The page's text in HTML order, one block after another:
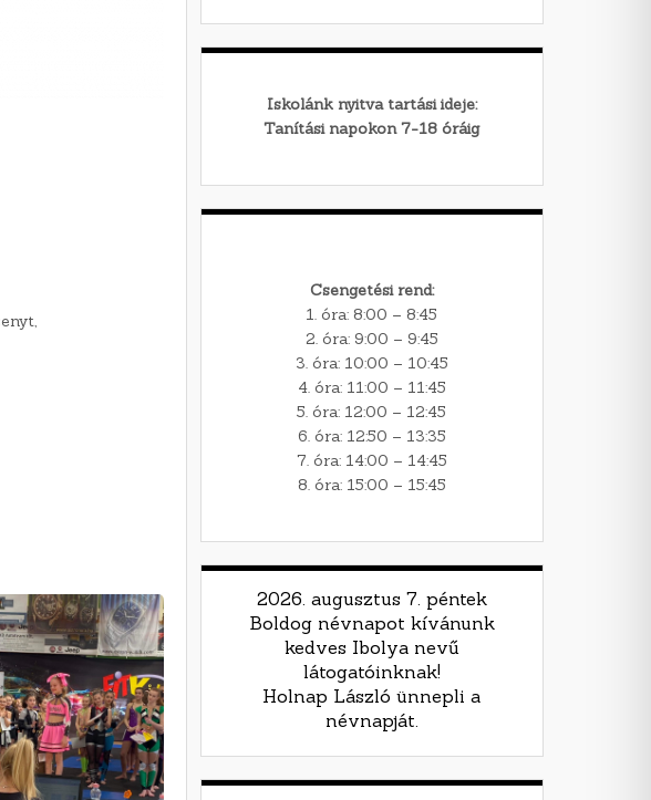
Iskolánk nyitva tartási ideje:
Tanítási napokon 7-18 óráig
Csengetési rend:
1. óra: 8:00 – 8:45
2. óra: 9:00 – 9:45
3. óra: 10:00 – 10:45
4. óra: 11:00 – 11:45
5. óra: 12:00 – 12:45
6. óra: 12:50 – 13:35
7. óra: 14:00 – 14:45
8. óra: 15:00 – 15:45
2026. augusztus 7. péntek
Boldog névnapot kívánunk
kedves Ibolya nevű
látogatóinknak!
Holnap László ünnepli a
névnapját.